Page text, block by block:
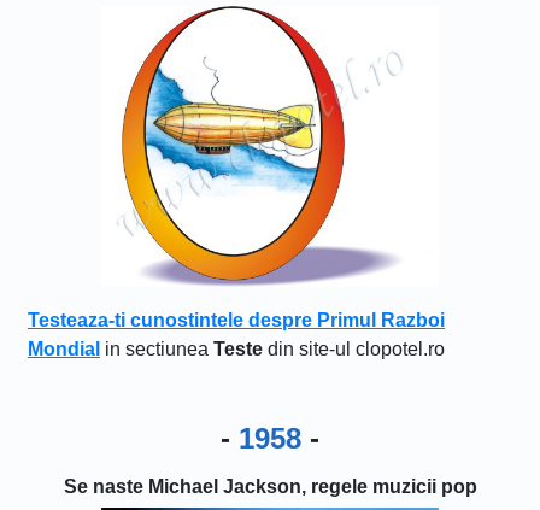
Testeaza-ti cunostintele despre Primul Razboi
Mondial in sectiunea Teste din site-ul clopotel.ro
- 1958 -
Se naste Michael Jackson, regele muzicii pop